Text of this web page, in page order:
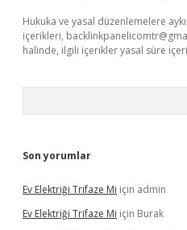
Hukuka ve yasal düzenlemelere
içerikleri,
halinde, ilgili içerikler yasal süre
Son yorumlar
Ev Elektriği Trifaze Mi için admin
Ev Elektriği Trifaze Mi için Burak